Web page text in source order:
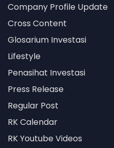
Company Profile Update
Cross Content
Glosarium Investasi
Lifestyle
Penasihat Investasi
Press Release
Regular Post
RK Calendar
RK Youtube Videos